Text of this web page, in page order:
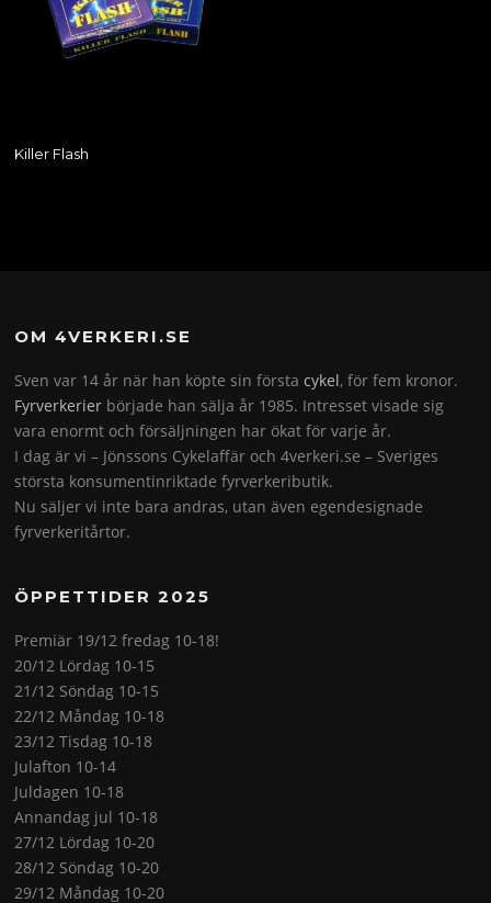
Killer Flash
OM 4VERKERI.SE
Sven var 14 år när han köpte sin förstacykel, för fem kronor.
Fyrverkerier började han sälja år 1985. Intresset visade sig
vara enormt och försäljningen har ökat för varje år.
I dag är vi – Jönssons Cykelaffär och 4verkeri.se – Sveriges
största konsumentinriktade fyrverkeributik.
Nu säljer vi inte bara andras, utan även egendesignade
fyrverkeritårtor.
ÖPPETTIDER 2025
Premiär 19/12 fredag 10-18!
20/12 Lördag 10-15
21/12 Söndag 10-15
22/12 Måndag 10-18
23/12 Tisdag 10-18
Julafton 10-14
Juldagen 10-18
Annandag jul 10-18
27/12 Lördag 10-20
28/12 Söndag 10-20
29/12 Måndag 10-20